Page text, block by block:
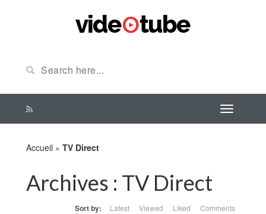
Accueil » TV Direct
Archives : TV Direct
Sort by: Latest Viewed Liked Comments